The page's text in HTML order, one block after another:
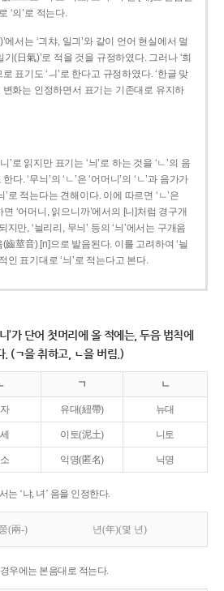
‘의’로 적는다.
에서는 ‘긔챠, 일긔’와 같이 언어 현실에서 멀
(日氣)’로 적을 것을 규정하였다. 그러나 ‘희
표기도 ‘ㅢ’로 한다고 규정하였다. ‘한글 맞
변화는 인정하면서 표기는 기존대로 유지하
’로 읽지만 표기는 ‘늬’로 하는 것을 ‘ㄴ’의 음
. ‘무늬’의 ‘ㄴ’은 ‘어머니’의 ‘ㄴ’과 음가가
로 적는다는 견해이다. 이에 따르면 ‘ㄴ’은
면 ‘어머니, 읽으니까’에서의 [니]처럼 경구개
만, ‘늴리리, 무늬’ 등의 ‘늬’에서는 구개음
(齒莖音) [n]으로 발음된다. 이를 고려하여 ‘늴
인 표기대로 ‘늬’로 적는다고 본다.
’가 단어 첫머리에 올 적에는, 두음 법칙에
. (ㄱ을 취하고, ㄴ을 버림.)
ㄱ ㄴ
유대(紐帶) 뉴대
이토(泥土) 니토
익명(匿名) 닉명
는 ‘냐, 녀’ 음을 인정한다.
(兩-) 년(年)(몇 년)
우에는 본음대로 적는다.